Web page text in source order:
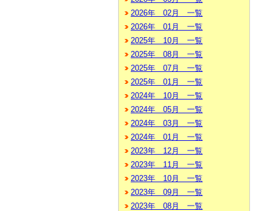
2026年 02月 一覧
2026年 01月 一覧
2025年 10月 一覧
2025年 08月 一覧
2025年 07月 一覧
2025年 01月 一覧
2024年 10月 一覧
2024年 05月 一覧
2024年 03月 一覧
2024年 01月 一覧
2023年 12月 一覧
2023年 11月 一覧
2023年 10月 一覧
2023年 09月 一覧
2023年 08月 一覧